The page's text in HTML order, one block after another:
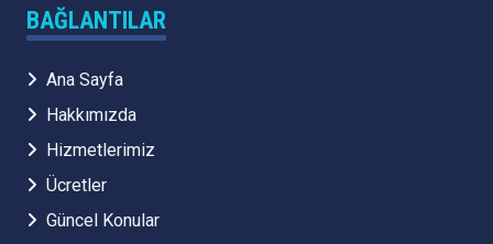
BAĞLANTILAR
Ana Sayfa
Hakkımızda
Hizmetlerimiz
Ücretler
Güncel Konular